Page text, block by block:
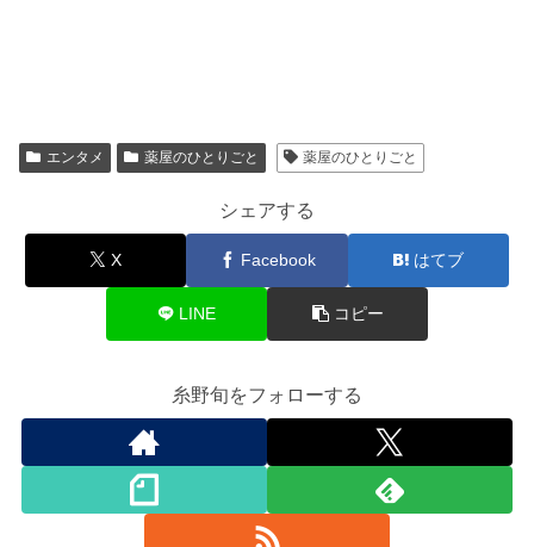
エンタメ 薬屋のひとりごと 薬屋のひとりごと
シェアする
X Facebook はてブ
LINE コピー
糸野旬をフォローする